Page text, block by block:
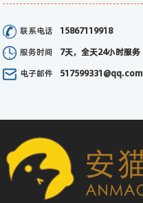
联系电话
15867119918
服务时间
7天，全天24小时服务
电子邮件
517599331@qq.com